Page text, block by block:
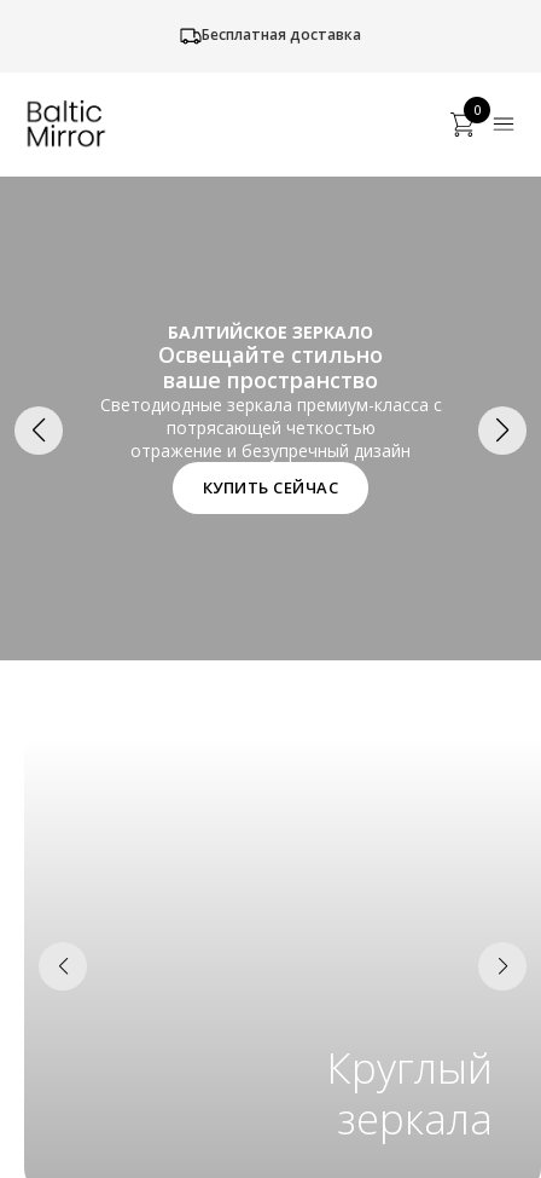
Бесплатная доставка
0
БАЛТИЙСКОЕ ЗЕРКАЛО
Освещайте стильно
ваше пространство
Светодиодные зеркала премиум-класса с
потрясающей четкостью
отражение и безупречный дизайн
КУПИТЬ СЕЙЧАС
Круглый
зеркала